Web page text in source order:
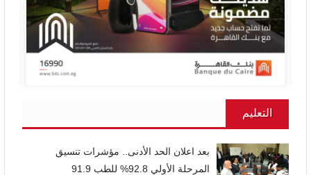
التعليم
بعد اعلان الحد الأدنى.. مؤشرات تنسيق
المرحلة الأولي 92.8% للطب 91.9